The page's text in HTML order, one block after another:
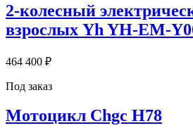
2-колесный
взрослых Yh YH-EM-
464 400 ₽
Под заказ
Мотоцикл Chgc H78